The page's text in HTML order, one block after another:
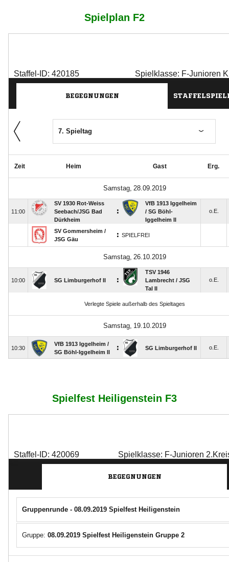
Spielplan F2
Spielfest Heiligenstein F3